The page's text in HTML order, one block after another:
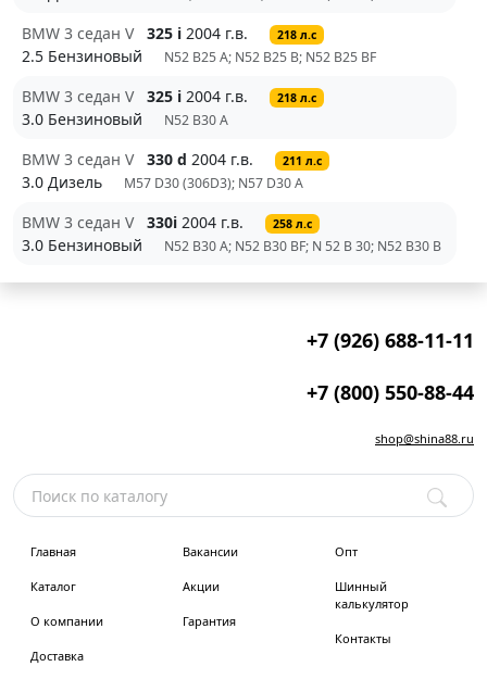
BMW 3 седан V 325 i 2004 г.в. 218 л.с
2.5 Бензиновый N52 B25 A; N52 B25 B; N52 B25 BF
BMW 3 седан V 325 i 2004 г.в. 218 л.с
3.0 Бензиновый N52 B30 A
BMW 3 седан V 330 d 2004 г.в. 211 л.с
3.0 Дизель M57 D30 (306D3); N57 D30 A
BMW 3 седан V 330i 2004 г.в. 258 л.с
3.0 Бензиновый N52 B30 A; N52 B30 BF; N 52 B 30; N52 B30 B
+7 (926) 688-11-11
+7 (800) 550-88-44
shop@shina88.ru
Главная
Каталог
О компании
Доставка
Вакансии
Акции
Гарантия
Опт
Шинный
калькулятор
Контакты